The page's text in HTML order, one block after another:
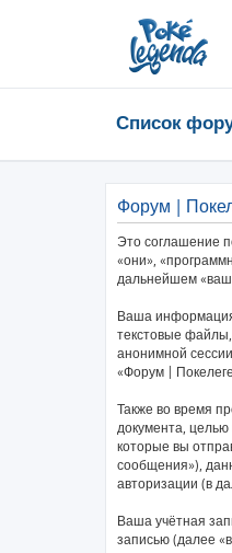
Список
Форум |
Это соглашение
«они»,
дальнейшем
Ваша
текстовые
анонимной
«Форум |
Также во время
документа,
которые вы
сообщения»),
авторизации (в
Ваша учётная
записью (далее